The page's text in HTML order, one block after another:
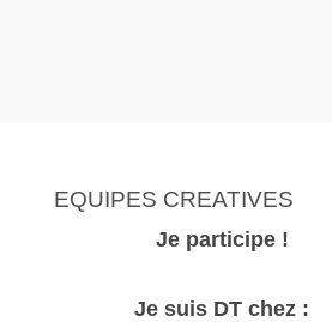
EQUIPES CREATIVES
Je participe !
Je suis DT chez :